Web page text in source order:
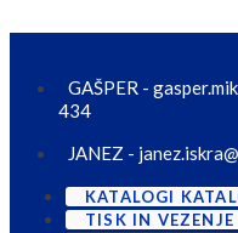
GAŠPER -
434
JANEZ -
KATALOGI
TISK IN VEZENJE